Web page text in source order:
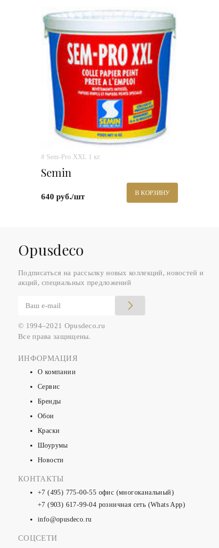
# Sem-Pro XXL 1 кг.
Semin
640 руб./шт В КОРЗИНУ
Оpusdeco
Подписаться на рассылку новых коллекций, новостей и
акций, специальных предложений
© 1994–2021 Opusdeco.ru
Все права защищены.
ИНФОРМАЦИЯ
О компании
Сервис
Бренды
Обои
Краски
Шоурумы
Новости
КОНТАКТЫ
+7 (495) 775-00-55 офис (многоканальный)
+7 (903) 617-99-04 розничная сеть (Whats App)
info@opusdeco.ru
СОЦСЕТИ